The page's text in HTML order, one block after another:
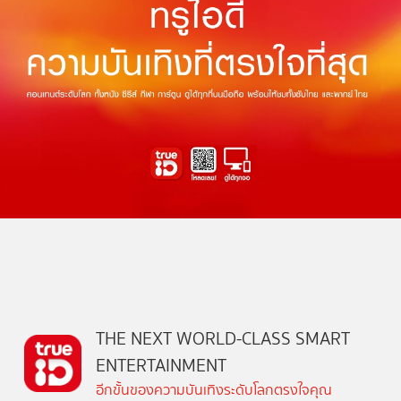
THE NEXT WORLD-CLASS SMART
ENTERTAINMENT
อีกขั้นของความบันเทิงระดับโลกตรงใจคุณ